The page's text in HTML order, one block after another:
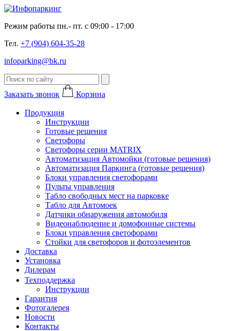
Режим работы пн.- пт. с 09:00 - 17:00
Тел. +7 (904) 604-35-28
infoparking@bk.ru
Заказать звонок Корзина
Продукция
Инструкции
Готовые решения
Светофоры
Светофоры серии MATRIX
Автоматизация Автомойки (готовые решения)
Автоматизация Паркинга (готовые решения)
Блоки управления светофорами
Пульты управления
Табло свободных мест на парковке
Табло для Автомоек
Датчики обнаружения автомобиля
Видеонаблюдение и домофонные системы
Блоки управления светофорами
Стойки для светофоров и фотоэлементов
Доставка
Установка
Дилерам
Техподдержка
Инструкции
Гарантия
Фотогалерея
Новости
Контакты